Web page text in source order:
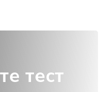
тест